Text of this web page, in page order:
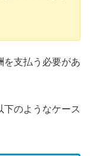
を支払う必要があ
下のようなケース